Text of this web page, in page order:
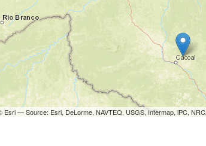
— Source: Esri, DeLorme, NAVTEQ, USGS, Intermap, iPC,